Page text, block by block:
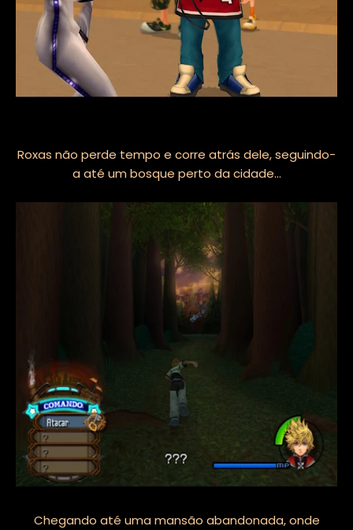
Roxas não perde tempo e corre atrás dele, seguindo-
a até um bosque perto da cidade...
Chegando até uma mansão abandonada, onde